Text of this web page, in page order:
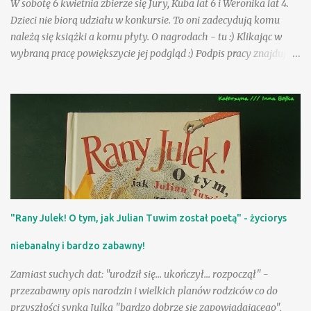
szczególnej, bo "ptasiej postaci...
W sobotę 6 kwietnia zbierze się Jury, Kuba lat 6 i Weronika lat 4.
Dzieci nie biorą udziału w konkursie. To oni zadecydują komu
należą się książki a komu płyty. O nagrodach - tu :) Klikając w
wybraną pracę powiększycie jej podgląd :) Podpis pracy znajduje
___________________________________________________________
_______________ 1. Rysunek wykonała Amelka Kucharska lat 4.
Na rysunku bociany, krokusy,wiosenne kwiaty, jeżyk. Tak długo
leży śnieg u nas, że dziecko nadal zieloną choinkę kojarzy z
Bożym Narodzeniem , hehehe :)
___________________________________________________________
________________ 2. Narysowałam wiosnę, a dokładnie moją
działkę u babci i dziadka. Na rysunku jest moja mama i ja,
___________________________________________________________
___...
"Rany Julek! O tym, jak Julian Tuwim został poetą" - życiorys
niebanalny i bardzo zabawny!
Zamiast suchych dat: "urodził się... ukończył... rozpoczął" -
przezabawny opis narodzin i wielkich planów rodziców co do
przyszłości synka Julka "bardzo dobrze się zapowiadającego",